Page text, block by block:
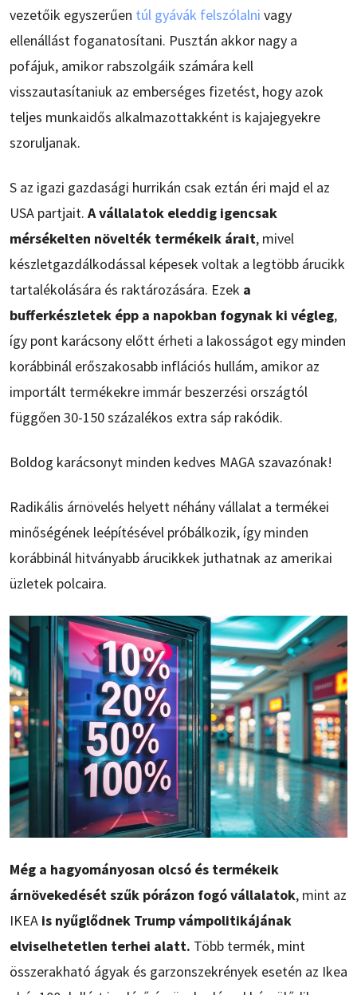
vezetőik egyszerűen túl gyávák felszólalni vagy
ellenállást foganatosítani. Pusztán akkor nagy a
pofájuk, amikor rabszolgáik számára kell
visszautasítaniuk az emberséges fizetést, hogy azok
teljes munkaidős alkalmazottakként is kajajegyekre
szoruljanak.
S az igazi gazdasági hurrikán csak eztán éri majd el az
USA partjait. A vállalatok eleddig igencsak
mérsékelten növelték termékeik árait, mivel
készletgazdálkodással képesek voltak a legtöbb árucikk
tartalékolására és raktározására. Ezek a
bufferkészletek épp a napokban fogynak ki végleg,
így pont karácsony előtt érheti a lakosságot egy minden
korábbinál erőszakosabb inflációs hullám, amikor az
importált termékekre immár beszerzési országtól
függően 30-150 százalékos extra sáp rakódik.
Boldog karácsonyt minden kedves MAGA szavazónak!
Radikális árnövelés helyett néhány vállalat a termékei
minőségének leépítésével próbálkozik, így minden
korábbinál hitványabb árucikkek juthatnak az amerikai
üzletek polcaira.
Még a hagyományosan olcsó és termékeik
árnövekedését szűk pórázon fogó vállalatok, mint az
IKEA is nyűglődnek Trump vámpolitikájának
elviselhetetlen terhei alatt. Több termék, mint
összerakható ágyak és garzonszekrények esetén az Ikea